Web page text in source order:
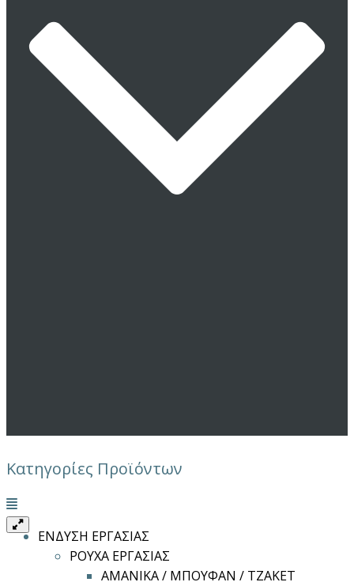
Κατηγορίες Προϊόντων
Μενού
ΕΝΔΥΣΗ ΕΡΓΑΣΙΑΣ
ΡΟΥΧΑ ΕΡΓΑΣΙΑΣ
ΑΜΑΝΙΚΑ / ΜΠΟΥΦΑΝ / ΤΖΑΚΕΤ